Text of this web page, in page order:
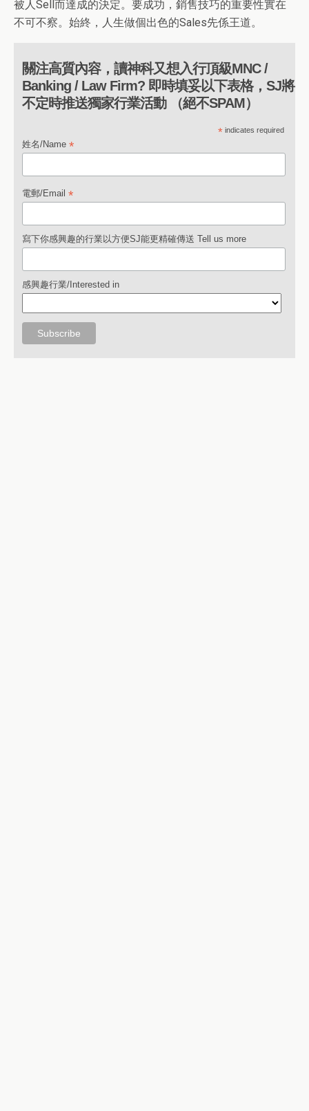
被人Sell 而達成的決定。要成功，銷售技巧的重要性實在
不可不察。始終，人生做個出色的Sales先係王道。
關注高質內容，讀神科又想入行頂級MNC /
Banking / Law Firm? 即時填妥以下表格，SJ將
不定時推送獨家行業活動 （絕不SPAM）
* indicates required
姓名/Name*
電郵/Email*
寫下你感興趣的行業以方便SJ能更精確傳送 Tell us more
感興趣行業/Interested in